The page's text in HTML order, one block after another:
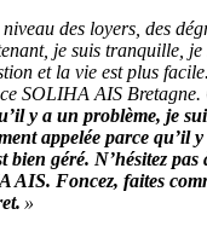
des loyers, des
je suis tranquille, je
et la vie est plus
SOLIHA AIS Bretagne.
y a un problème, je
appelée parce qu’il
bien géré. N’hésitez
AIS. Foncez, faites
»